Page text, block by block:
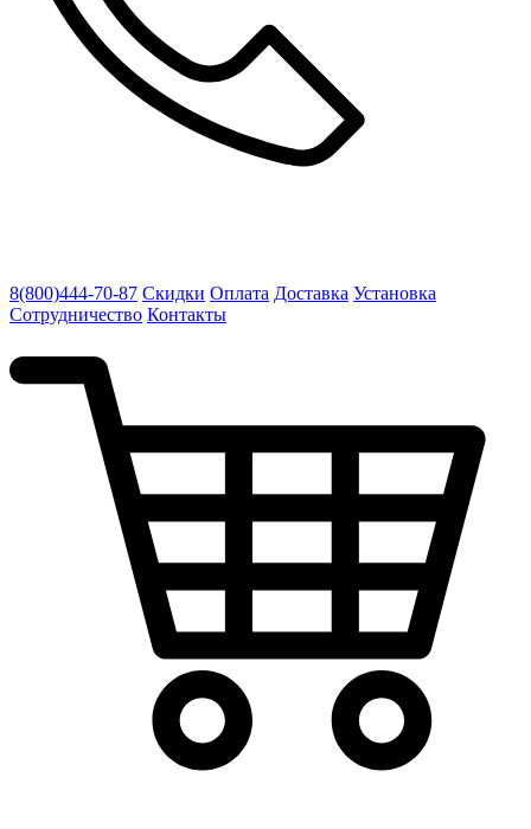
8(800)444-70-87 Скидки Оплата Доставка Установка
Сотрудничество Контакты